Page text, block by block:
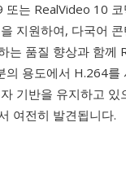
는 RealVideo 10
지원하여, 다국어
는 품질 향상과 함께
의 용도에서 H.264
기반을 유지하고
여전히 발견됩니다.